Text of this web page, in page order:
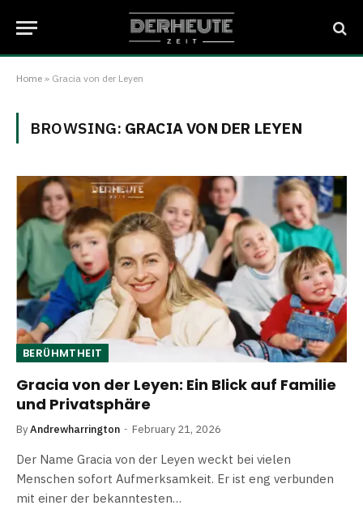
Home » Gracia von der Leyen
BROWSING: GRACIA VON DER LEYEN
BERÜHMTHEIT
Gracia von der Leyen: Ein Blick auf Familie
und Privatsphäre
ByAndrewharrington February 21, 2026
Der Name Gracia von der Leyen weckt bei vielen
Menschen sofort Aufmerksamkeit. Er ist eng verbunden
mit einer der bekanntesten…